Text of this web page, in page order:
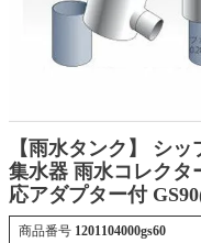
【雨水タンク】 シ
集水器 雨水コレクタ
応アダプター付
商品番号 1201104000gs60